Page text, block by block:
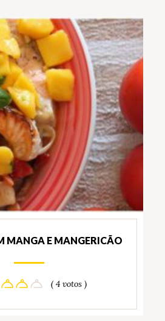
MANGA E MANGERICÃO
( 4 votos )